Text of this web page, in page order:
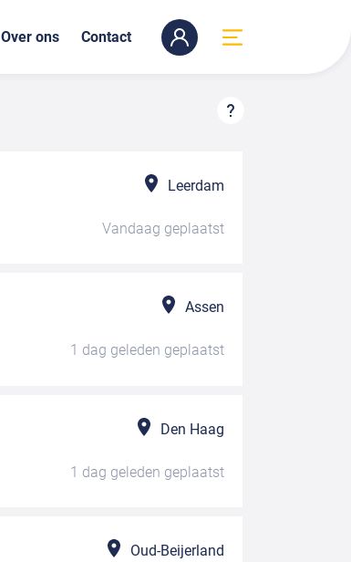
Over ons Contact
Leerdam
Vandaag geplaatst
Assen
1 dag geleden geplaatst
Den Haag
1 dag geleden geplaatst
Oud-Beijerland